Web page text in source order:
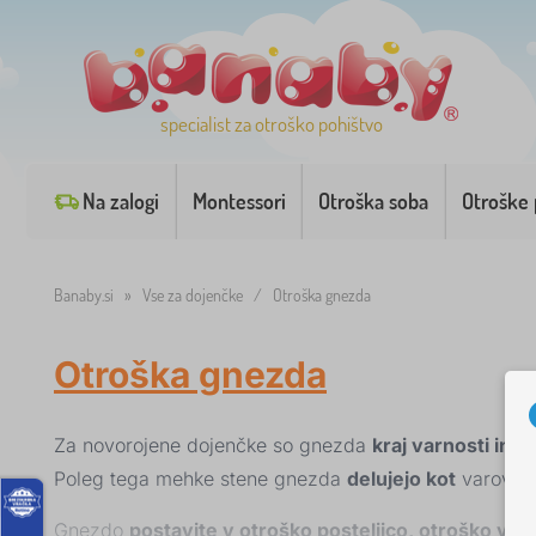
specialist za otroško pohištvo
Na zalogi Montessori Otroška soba Otroške
Banaby.si » Vse za dojenčke / Otroška gnezda
Otroška gnezda
Za novorojene dojenčke so gnezda kraj varnosti in
Poleg tega mehke stene gnezda delujejo kot
Gnezdo postavite v otroško posteljico, otroško